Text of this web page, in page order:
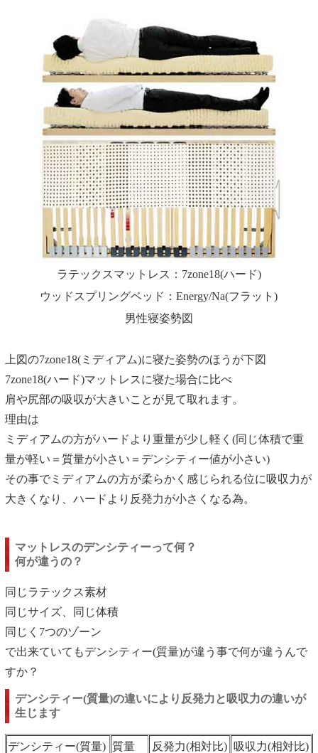
ラテックスマットレス：7zone18(ハード)
ウッドスプリングベッド：Energy/Na(フラット)
男性寝姿勢図
上図の7zone18(ミディアム)に寝た姿勢のほうが下図
7zone18(ハード)マットレスに寝た場合に比べ
肩や尻部の吸収が大きいことが見て取れます。
理由は
ミディアムの方がハードより重量が少し軽く(同じ体積で重
量が軽い＝質量が小さい＝デンシティー値が小さい)
その事でミディアムの方が柔らかく感じられる位に吸収力が
大きくなり、ハードより反発力が小さくなる為。
マットレスのデンシティーって何？
何が違うの？
同じラテックス素材
同じサイズ、同じ体積
同じく7つのゾーン
で出来ていてもデンシティー(質量)が違う事で何が違うんで
すか？
デンシティー(質量)の違いにより反発力と吸収力の違いが
生じます
デンシティー(質量) 質量 反発力(相対比)
吸収力(相対比)